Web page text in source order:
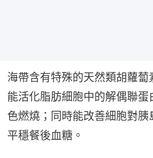
海帶含有特殊的天然類胡蘿
能活化脂肪細胞中的解偶聯蛋
色燃燒；同時能改善細胞對
平穩餐後血糖。